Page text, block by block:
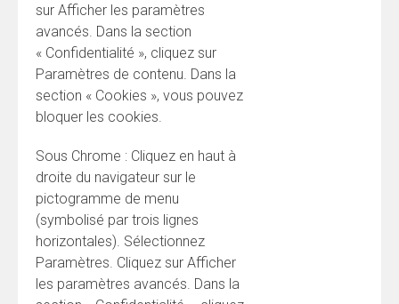
sur Afficher les paramètres
avancés. Dans la section
« Confidentialité », cliquez sur
Paramètres de contenu. Dans la
section « Cookies », vous pouvez
bloquer les cookies.
Sous Chrome : Cliquez en haut à
droite du navigateur sur le
pictogramme de menu
(symbolisé par trois lignes
horizontales). Sélectionnez
Paramètres. Cliquez sur Afficher
les paramètres avancés. Dans la